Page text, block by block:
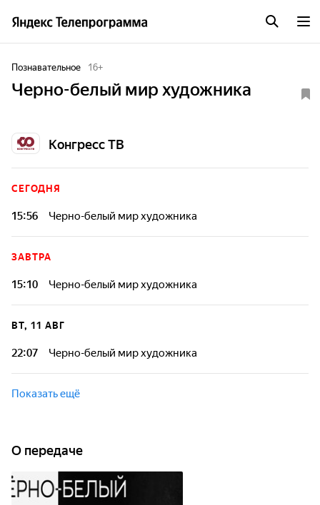
Познавательное 16+
Черно-белый мир художника
Конгресс ТВ
СЕГОДНЯ
15:56 Черно-белый мир художника
ЗАВТРА
15:10 Черно-белый мир художника
ВТ, 11 АВГ
22:07 Черно-белый мир художника
Показать ещё
О передаче